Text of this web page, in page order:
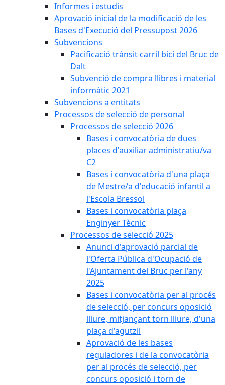
Informes i estudis
Aprovació inicial de la modificació de les
Bases d'Execució del Pressupost 2026
Subvencions
Pacificació trànsit carril bici del Bruc de
Dalt
Subvenció de compra llibres i material
informàtic 2021
Subvencions a entitats
Processos de selecció de personal
Processos de selecció 2026
Bases i convocatòria de dues
places d'auxiliar administratiu/va
C2
Bases i convocatòria d'una plaça
de Mestre/a d'educació infantil a
l'Escola Bressol
Bases i convocatòria plaça
Enginyer Tècnic
Processos de selecció 2025
Anunci d'aprovació parcial de
l'Oferta Pública d'Ocupació de
l'Ajuntament del Bruc per l'any
2025
Bases i convocatòria per al procés
de selecció, per concurs oposició
lliure, mitjançant torn lliure, d'una
plaça d'agutzil
Aprovació de les bases
reguladores i de la convocatòria
per al procés de selecció, per
concurs oposició i torn de